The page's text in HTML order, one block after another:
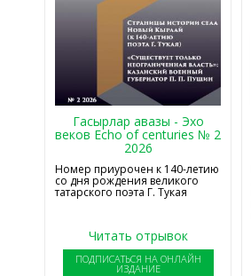
Гасырлар авазы - Эхо
веков Echo of centuries № 2
2026
Номер приурочен к 140-летию
со дня рождения великого
татарского поэта Г. Тукая
Читать отрывок
ПОДПИСАТЬСЯ НА ОНЛАЙН
ИЗДАНИЕ